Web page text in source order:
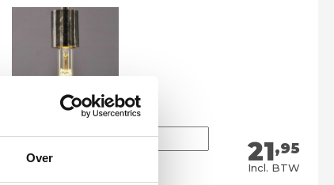
Over 21,95
Incl. BTW
Meebestellen